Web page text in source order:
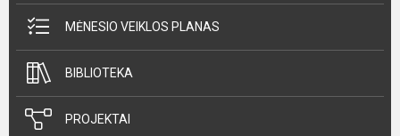
MĖNESIO VEIKLOS PLANAS
BIBLIOTEKA
PROJEKTAI